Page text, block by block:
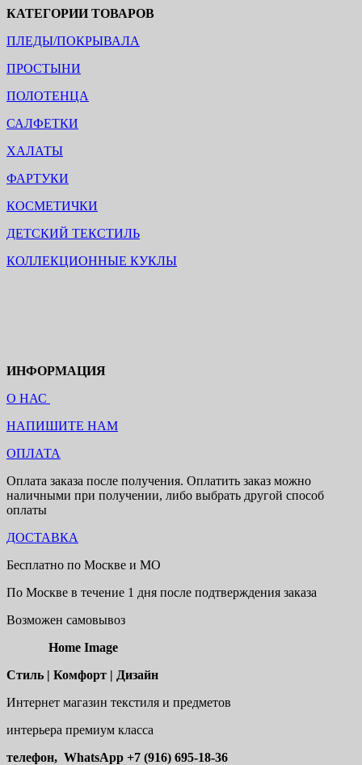
КАТЕГОРИИ ТОВАРОВ
ПЛЕДЫ/ПОКРЫВАЛА
ПРОСТЫНИ
ПОЛОТЕНЦА
САЛФЕТКИ
ХАЛАТЫ
ФАРТУКИ
КОСМЕТИЧКИ
ДЕТСКИЙ ТЕКСТИЛЬ
КОЛЛЕКЦИОННЫЕ КУКЛЫ
ИНФОРМАЦИЯ
О НАС
НАПИШИТЕ НАМ
ОПЛАТА
Оплата заказа после получения. Оплатить заказ можно
наличными при получении, либо выбрать другой способ
оплаты
ДОСТАВКА
Бесплатно по Москве и МО
По Москве в течение 1 дня после подтверждения заказа
Возможен самовывоз
Home Image
Стиль | Комфорт | Дизайн
Интернет магазин текстиля и предметов
интерьера премиум класса
телефон, WhatsApp +7 (916) 695-18-36